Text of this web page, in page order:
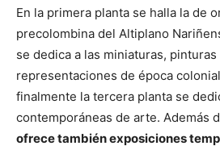
En la primera planta se halla la de
precolombina del Altiplano
se dedica a las miniaturas, pinturas
representaciones de época
finalmente la tercera planta se
contemporáneas de arte. Además
ofrece también exposiciones